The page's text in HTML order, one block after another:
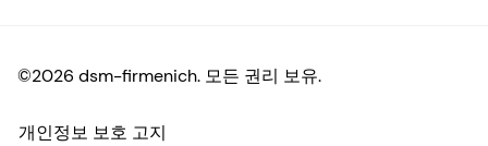
©2026 dsm-firmenich. 모든 권리 보유.
개인정보 보호 고지